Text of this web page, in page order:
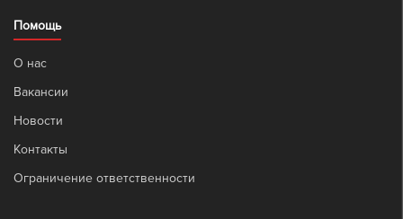
Помощь
О нас
Вакансии
Новости
Контакты
Ограничение ответственности